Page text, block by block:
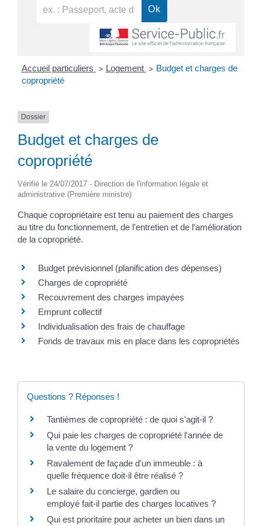
Accueil particuliers > Logement > Budget et charges de
copropriété
Dossier
Budget et charges de
copropriété
Vérifié le 24/07/2017 - Direction de l'information légale et
administrative (Première ministre)
Chaque copropriétaire est tenu au paiement des charges
au titre du fonctionnement, de l'entretien et de l'amélioration
de la copropriété.
Budget prévisionnel (planification des dépenses)
Charges de copropriété
Recouvrement des charges impayées
Emprunt collectif
Individualisation des frais de chauffage
Fonds de travaux mis en place dans les copropriétés
Questions ? Réponses !
Tantièmes de copropriété : de quoi s'agit-il ?
Qui paie les charges de copropriété l'année de
la vente du logement ?
Ravalement de façade d'un immeuble : à
quelle fréquence doit-il être réalisé ?
Le salaire du concierge, gardien ou
employé fait-il partie des charges locatives ?
Qui est prioritaire pour acheter un bien dans un